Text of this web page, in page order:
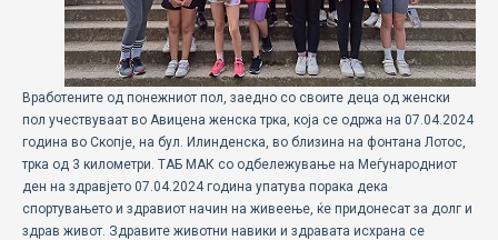
ЗА НАС
ГАЛЕРИЈА
КОНТАКТ
Вработените од понежниот пол, заедно со своите деца од женски
пол учествуваат во Авицена женска трка, која се одржа на 07.04.2024
година во Скопје, на бул. Илинденска, во близина на фонтана Лотос,
трка од 3 километри. ТАБ МАК со одбележување на Меѓународниот
ден на здравјето 07.04.2024 година упатува порака дека
спортувањето и здравиот начин на живеeње, ќе придонесат за долг и
здрав живот. Здравите животни навики и здравата исхрана се